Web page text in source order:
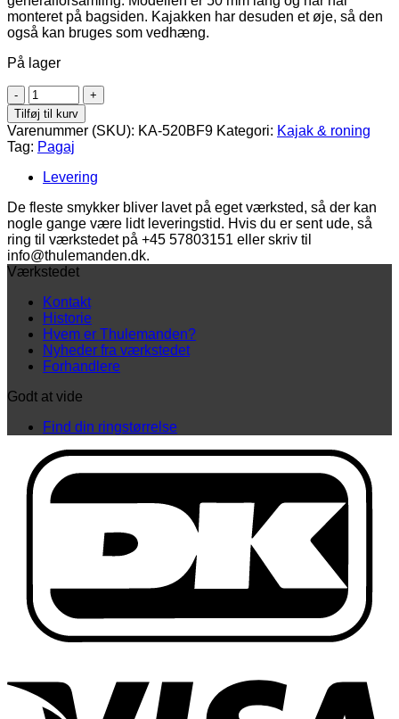
monteret på bagsiden. Kajakken har desuden et øje, så den
også kan bruges som vedhæng.
På lager
Nål/emblem
med
pagaj
til
havkajak
i
forgyldt
sølv
antal
Tilføj til kurv
Varenummer (SKU): KA-520BF9 Kategori: Kajak & roning
Tag: Pagaj
Levering
De fleste smykker bliver lavet på eget værksted, så der kan
nogle gange være lidt leveringstid. Hvis du er sent ude, så
ring til værkstedet på +45 57803151 eller skriv til
info@thulemanden.dk.
Værkstedet
Kontakt
Historie
Hvem er Thulemanden?
Nyheder fra værkstedet
Forhandlere
Godt at vide
Find din ringstørrelse